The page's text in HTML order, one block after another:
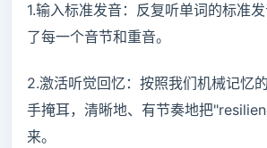
1.输入标准发音：反复听单词的标准
了每一个音节和重音。
2.激活听觉回忆：按照我们机械记
手掩耳，清晰地、有节奏地把
来。